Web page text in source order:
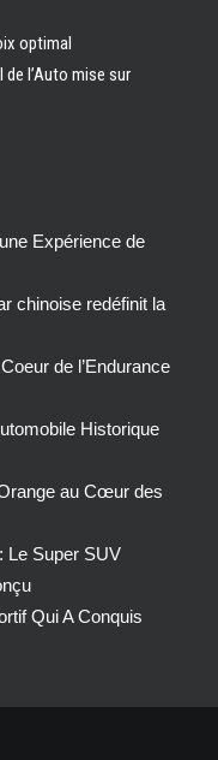
optimal
l’Auto mise sur
Expérience de
chinoise redéfinit la
de l’Endurance
Historique
au Cœur des
Le Super SUV
Qui A Conquis